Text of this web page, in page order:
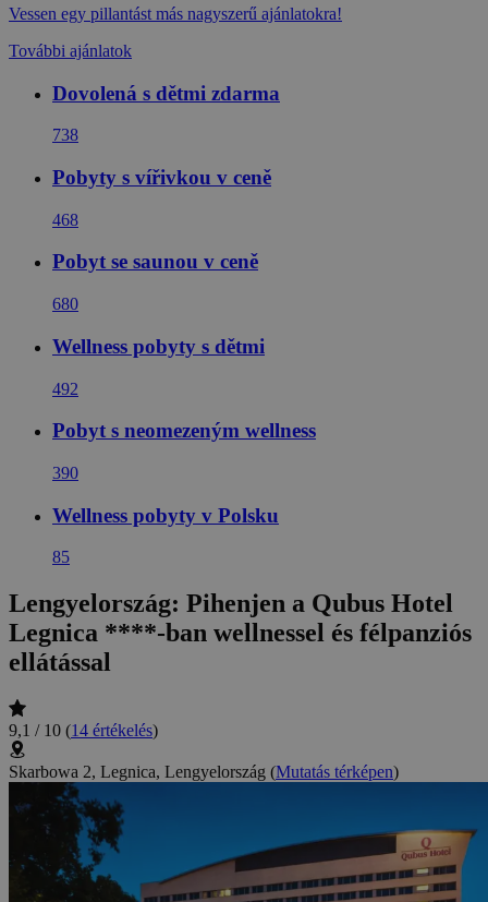
Vessen egy pillantást más nagyszerű ajánlatokra!
További ajánlatok
Dovolená s dětmi zdarma
738
Pobyty s vířivkou v ceně
468
Pobyt se saunou v ceně
680
Wellness pobyty s dětmi
492
Pobyt s neomezeným wellness
390
Wellness pobyty v Polsku
85
Lengyelország: Pihenjen a Qubus Hotel
Legnica ****-ban wellnessel és félpanziós
ellátással
9,1 / 10 (14 értékelés)
Skarbowa 2, Legnica, Lengyelország (Mutatás térképen)